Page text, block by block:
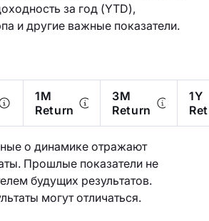
за год (YTD),
и другие важные показатели.
1M
Return
3M
Return
1Y
о динамике отражают
Прошлые показатели не
будущих результатов.
могут отличаться.